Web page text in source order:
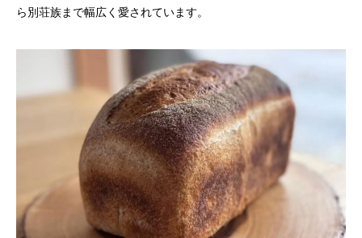
(@sekkaku_tbs)April 20, 2026
ら別荘族まで幅広く愛されています。